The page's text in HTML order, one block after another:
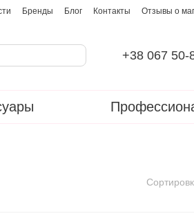
Бренды Блог Контакты Отзывы о
+38 067 50-